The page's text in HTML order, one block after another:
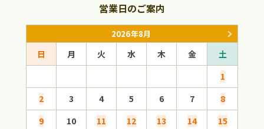
営業日のご案内
2026年8月
日 月 火 水 木 金
土
1
2
3 4 5 6 7
8
9
10 11 12 13 14
15